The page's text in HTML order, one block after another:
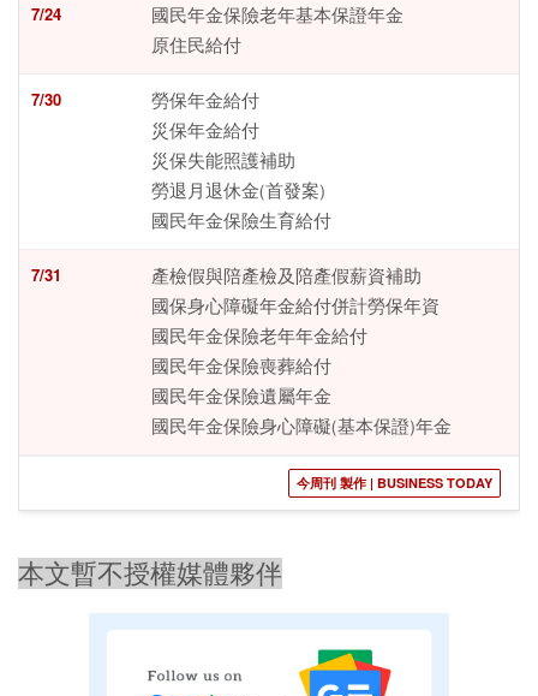
7/24
國民年金保險老年基本保證年金
原住民給付
7/30
勞保年金給付
災保年金給付
災保失能照護補助
勞退月退休金(首發案)
國民年金保險生育給付
7/31
產檢假與陪產檢及陪產假薪資補助
國保身心障礙年金給付併計勞保年資
國民年金保險老年年金給付
國民年金保險喪葬給付
國民年金保險遺屬年金
國民年金保險身心障礙(基本保證)年金
今周刊 製作 | BUSINESS TODAY
本文暫不授權媒體夥伴